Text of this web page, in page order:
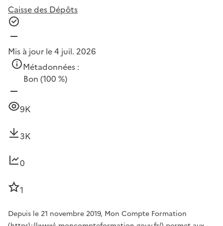
Caisse des Dépôts
Mis à jour le 4 juil. 2026
Métadonnées :
Bon (100 %)
9K
3K
0
1
Depuis le 21 novembre 2019, Mon Compte Formation